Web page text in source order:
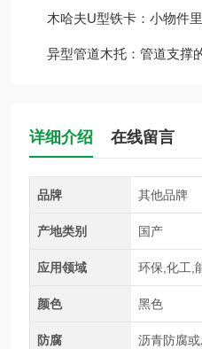
木哈夫U型铁卡：小物件
异型管道木托：管道支撑
详细介绍 在线留言
品牌 其他品牌
产地类别 国产
应用领域 环保,化工,
颜色 黑色
防腐 沥青防腐